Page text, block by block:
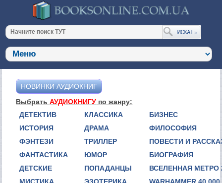
НОВИНКИ АУДИОКНИГ
ВыбратьАУДИОКНИГУ по жанру:
ДЕТЕКТИВ
ИСТОРИЯ
ФЭНТЕЗИ
ФАНТАСТИКА
ДЕТСКИЕ
КЛАССИКА
ДРАМА
ТРИЛЛЕР
ЮМОР
ПОПАДАНЦЫ
БИЗНЕС
ФИЛОСОФИЯ
ПОВЕСТИ И
БИОГРАФИЯ
ВСЕЛЕННАЯ МЕТРО